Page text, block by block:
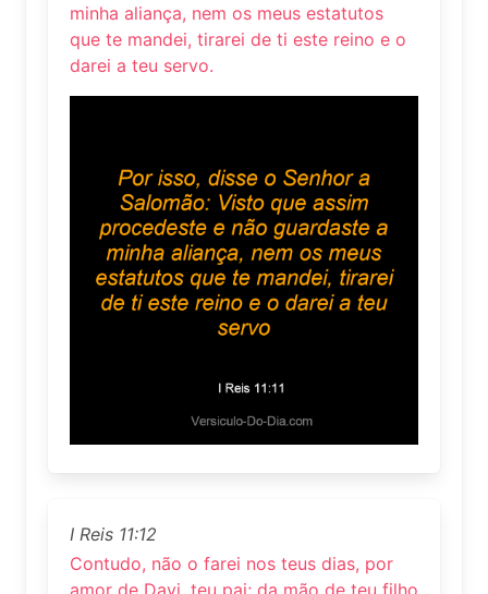
minha aliança, nem os meus estatutos
que te mandei, tirarei de ti este reino e o
darei a teu servo.
I Reis 11:12
Contudo, não o farei nos teus dias, por